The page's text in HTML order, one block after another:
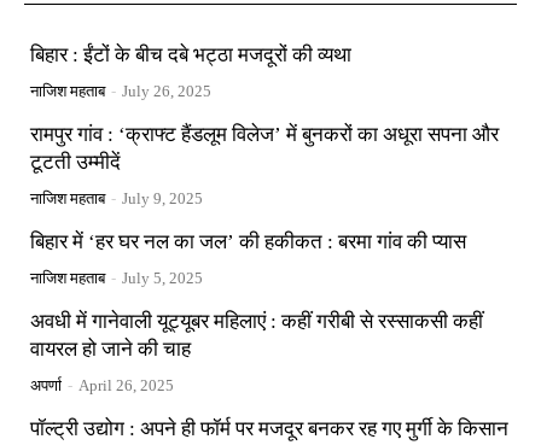
बिहार : ईंटों के बीच दबे भट्ठा मजदूरों की व्यथा
नाजिश महताब - July 26, 2025
रामपुर गांव : ‘क्राफ्ट हैंडलूम विलेज’ में बुनकरों का अधूरा सपना और
टूटती उम्मीदें
नाजिश महताब - July 9, 2025
बिहार में ‘हर घर नल का जल’ की हकीकत : बरमा गांव की प्यास
नाजिश महताब - July 5, 2025
अवधी में गानेवाली यूट्यूबर महिलाएं : कहीं गरीबी से रस्साकसी कहीं
वायरल हो जाने की चाह
अपर्णा - April 26, 2025
पॉल्ट्री उद्योग : अपने ही फॉर्म पर मजदूर बनकर रह गए मुर्गी के किसान